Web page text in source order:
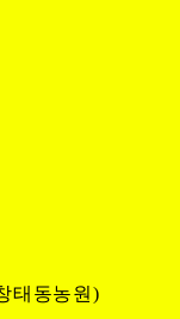
태동농원)